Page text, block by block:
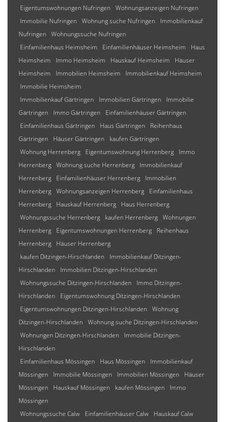
Eigentumswohnungen Nufringen
Wohnungsanzeigen Nufringen
Immobilie Nufringen
Wohnung suche Nufringen
Immobilienkauf
Nufringen
Wohnungssuche Nufringen
Einfamilienhaus Heimsheim
Einfamilienhäuser Heimsheim
Haus
Heimsheim
Immo Heimsheim Hauskauf Heimsheim
Häuser
Heimsheim
Immobilien Heimsheim
Immobilienkauf Heimsheim
Immobilie Heimsheim
Immobilienkauf Gärtringen
Immobilien Gärtringen
Immobilie
Gärtringen
Immo Gärtringen
Einfamilienhäuser Gärtringen
Einfamilienhaus Gärtringen
Haus Gärtringen
Reihenhaus
Gärtringen
Häuser Gärtringen
kaufen Gärtringen
Wohnung Herrenberg
Eigentumswohnung Herrenberg
Immo
Herrenberg Wohnung suche Herrenberg
Immobilienkauf
Herrenberg
Einfamilienhäuser Herrenberg
Immobilien
Herrenberg Wohnungsanzeigen Herrenberg
Einfamilienhaus
Herrenberg
Hauskauf Herrenberg
Haus Herrenberg
Wohnungssuche Herrenberg
kaufen Herrenberg Wohnungen
Herrenberg
Eigentumswohnungen Herrenberg
Reihenhaus
Herrenberg
Häuser Herrenberg
kaufen Ditzingen-Hirschlanden
Immobilienkauf Ditzingen-
Hirschlanden
Immobilien Ditzingen-Hirschlanden
Wohnungssuche Ditzingen-Hirschlanden
Immo Ditzingen-
Hirschlanden
Eigentumswohnung Ditzingen-Hirschlanden
Eigentumswohnungen Ditzingen-Hirschlanden
Wohnung
Ditzingen-Hirschlanden
Wohnung suche Ditzingen-Hirschlanden
Wohnungen Ditzingen-Hirschlanden
Immobilie Ditzingen-
Hirschlanden
Einfamilienhaus Mössingen
Haus Mössingen
Immobilienkauf
Mössingen
Immobilie Mössingen Immobilien Mössingen
Häuser
Mössingen
Hauskauf Mössingen kaufen Mössingen
Immo
Mössingen
Wohnungssuche Calw
Einfamilienhäuser Calw
Hauskauf Calw